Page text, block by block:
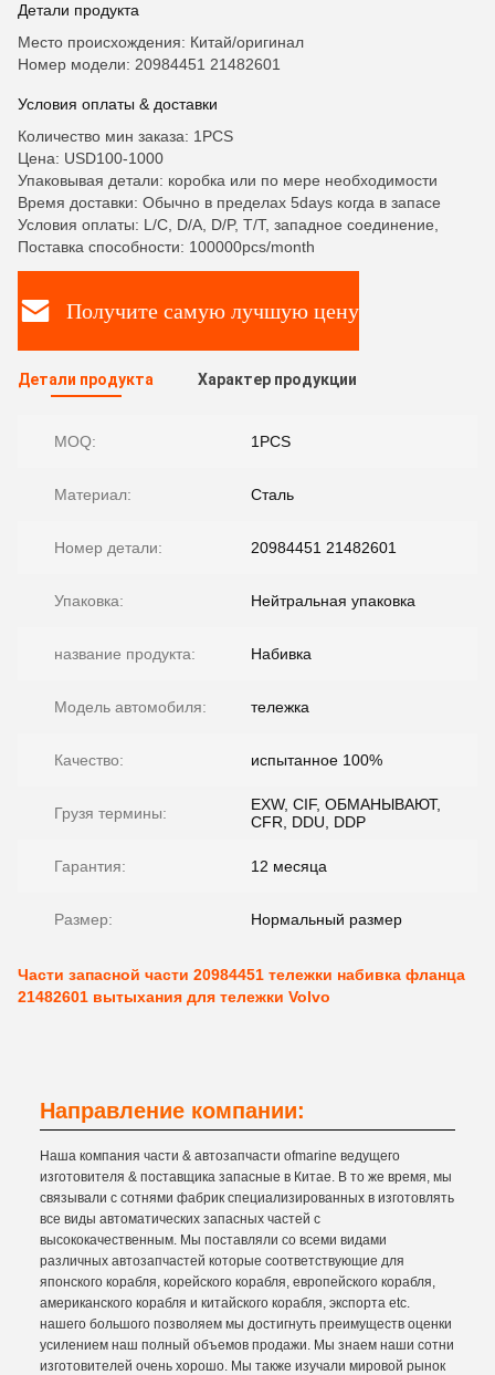
Детали продукта
Место происхождения: Китай/оригинал
Номер модели: 20984451 21482601
Условия оплаты & доставки
Количество мин заказа: 1PCS
Цена: USD100-1000
Упаковывая детали: коробка или по мере необходимости
Время доставки: Обычно в пределах 5days когда в запасе
Условия оплаты: L/C, D/A, D/P, T/T, западное соединение,
Поставка способности: 100000pcs/month
Получите самую лучшую цену
Детали продукта Характер продукции
MOQ: 1PCS
Материал: Сталь
Номер детали: 20984451 21482601
Упаковка: Нейтральная упаковка
название продукта: Набивка
Модель автомобиля: тележка
Качество: испытанное 100%
Грузя термины:
EXW, CIF, ОБМАНЫВАЮТ,
CFR, DDU, DDP
Гарантия: 12 месяца
Размер: Нормальный размер
Части запасной части 20984451 тележки набивка фланца
21482601 вытыхания для тележки Volvo
Направление компании:
Наша компания части & автозапчасти ofmarine ведущего
изготовителя & поставщика запасные в Китае. В то же время, мы
связывали с сотнями фабрик специализированных в изготовлять
все виды автоматических запасных частей с
высококачественным. Мы поставляли со всеми видами
различных автозапчастей которые соответствующие для
японского корабля, корейского корабля, европейского корабля,
американского корабля и китайского корабля, экспорта etc.
нашего большого позволяем мы достигнуть преимуществ оценки
усилением наш полный объемов продажи. Мы знаем наши сотни
изготовителей очень хорошо. Мы также изучали мировой рынок